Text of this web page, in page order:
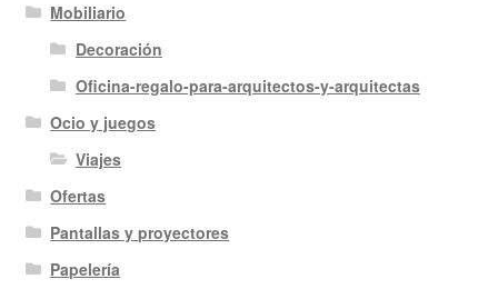
Mobiliario
Decoración
Oficina-regalo-para-arquitectos-y-arquitectas
Ocio y juegos
Viajes
Ofertas
Pantallas y proyectores
Papelería